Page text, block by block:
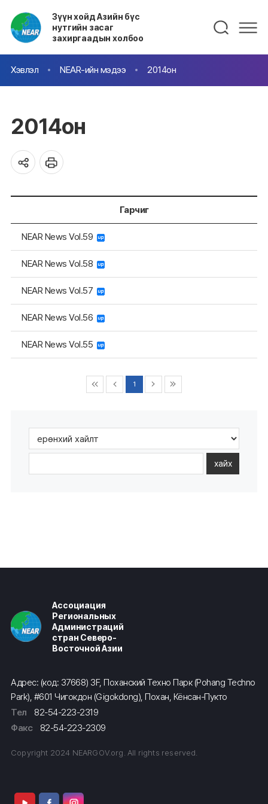
Зүүн хойд Азийн бүс
нутгийн засаг
захиргаадын холбоо
Хэвлэл NEAR-ийн мэдээ 2014он
2014он
Гарчиг
NEAR News Vol.59
NEAR News Vol.58
NEAR News Vol.57
NEAR News Vol.56
NEAR News Vol.55
1
хайх
Ассоциация
Региональных
Администраций
стран Северо-
Восточной Азии
Адрес: (код: 37668) 3F, Поханский Техно Парк (Pohang Techno
Park), #601 Чигокдон (Gigokdong), Похан, Кёнсан-Пукто
Тел
82-54-223-2319
Факс
82-54-223-2309
Copyright 2024 NEARGOV.org. All rights reserved.